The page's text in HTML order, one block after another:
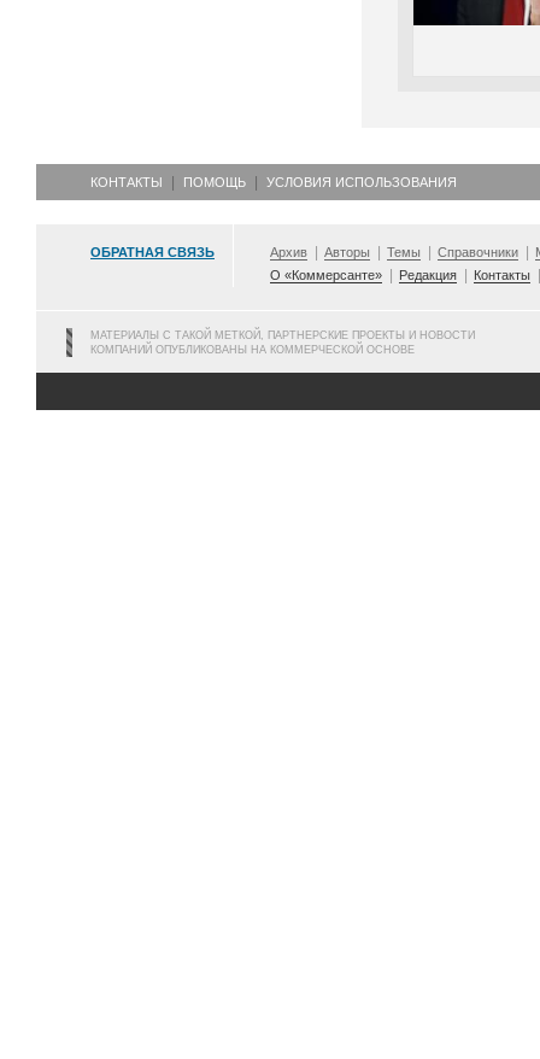
КОНТАКТЫ ПОМОЩЬ УСЛОВИЯ ИСПОЛЬЗОВАНИЯ
ОБРАТНАЯ СВЯЗЬ Архив Авторы Темы Справочники
О «Коммерсанте»
Редакция Контакты
МАТЕРИАЛЫ С ТАКОЙ МЕТКОЙ, ПАРТНЕРСКИЕ ПРОЕКТЫ И НОВОСТИ
КОМПАНИЙ ОПУБЛИКОВАНЫ НА КОММЕРЧЕСКОЙ ОСНОВЕ